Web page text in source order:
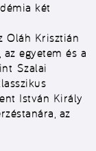
két
Oláh Krisztián
egyetem és a
Szalai
István Király
az